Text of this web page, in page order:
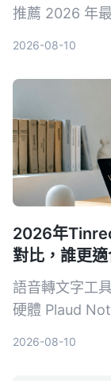
推薦 2026 年
2026-08-10
2026年
對比，誰更
語音轉文字工
硬體 Plaud
2026-08-10